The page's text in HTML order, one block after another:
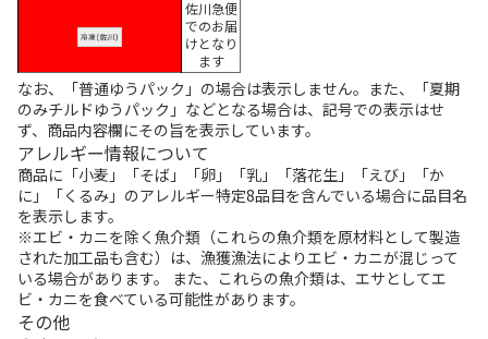
佐川急便
でのお届
けとなり
ます
なお、「普通ゆうパック」の場合は表示しません。また、「夏期
のみチルドゆうパック」などとなる場合は、記号での表示はせ
ず、商品内容欄にその旨を表示しています。
アレルギー情報について
商品に「小麦」「そば」「卵」「乳」「落花生」「えび」「か
に」「くるみ」のアレルギー特定8品目を含んでいる場合に品目名
を表示します。
※エビ・カニを除く魚介類（これらの魚介類を原材料として製造
された加工品も含む）は、漁獲漁法によりエビ・カニが混じって
いる場合があります。 また、これらの魚介類は、エサとしてエ
ビ・カニを食べている可能性があります。
その他